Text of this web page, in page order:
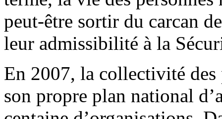
peut-être sortir du carcan
leur admissibilité à la
En 2007, la collectivité des
son propre plan national